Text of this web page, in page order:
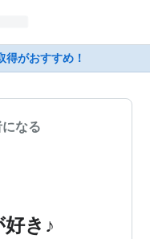
得がおすすめ！
なる
き♪